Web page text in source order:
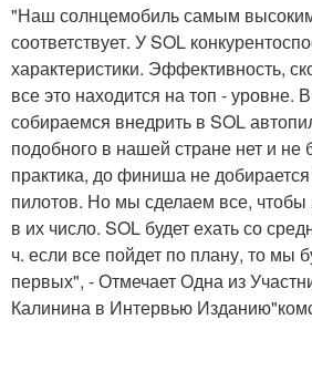
"Наш солнцемобиль самым
соответствует. У SOL
характеристики. Эффективность,
все это находится на топ - уровне.
собираемся внедрить в SOL
подобного в нашей стране нет и не
практика, до финиша не
пилотов. Но мы сделаем все,
в их число. SOL будет ехать со
ч. если все пойдет по плану, то мы
первых", - Отмечает Одна из
Калинина в Интервью